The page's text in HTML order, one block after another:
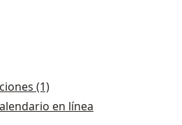
(1)
en línea